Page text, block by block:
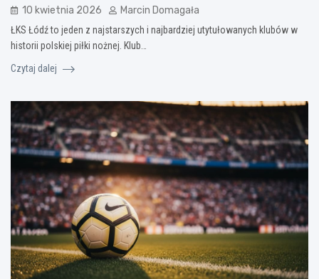
10 kwietnia 2026 Marcin Domagała
ŁKS Łódź to jeden z najstarszych i najbardziej utytułowanych klubów w
historii polskiej piłki nożnej. Klub…
Czytaj dalej